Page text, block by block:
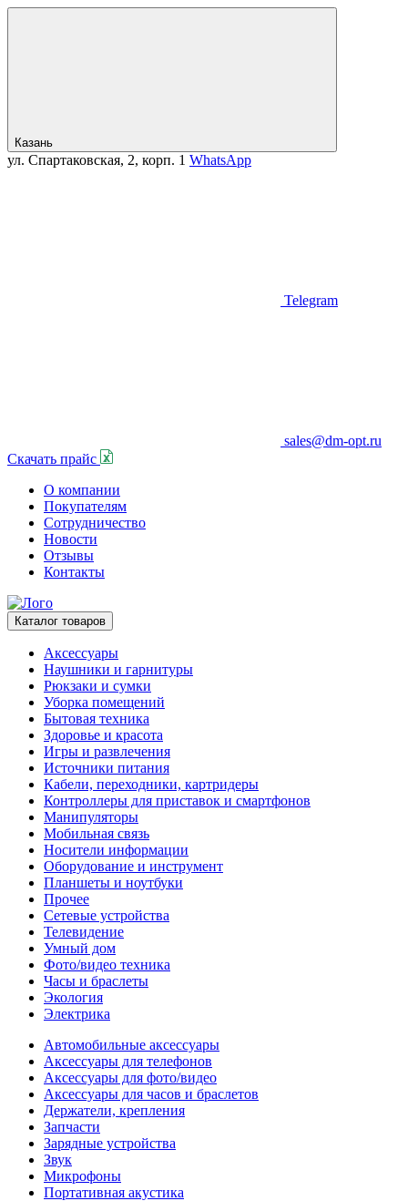
Казань
ул. Спартаковская, 2, корп. 1 WhatsApp
Telegram
sales@dm-opt.ru
Скачать прайс
О компании
Покупателям
Сотрудничество
Новости
Отзывы
Контакты
Каталог товаров
Аксессуары
Наушники и гарнитуры
Рюкзаки и сумки
Уборка помещений
Бытовая техника
Здоровье и красота
Игры и развлечения
Источники питания
Кабели, переходники, картридеры
Контроллеры для приставок и смартфонов
Манипуляторы
Мобильная связь
Носители информации
Оборудование и инструмент
Планшеты и ноутбуки
Прочее
Сетевые устройства
Телевидение
Умный дом
Фото/видео техника
Часы и браслеты
Экология
Электрика
Автомобильные аксессуары
Аксессуары для телефонов
Аксессуары для фото/видео
Аксессуары для часов и браслетов
Держатели, крепления
Запчасти
Зарядные устройства
Звук
Микрофоны
Портативная акустика